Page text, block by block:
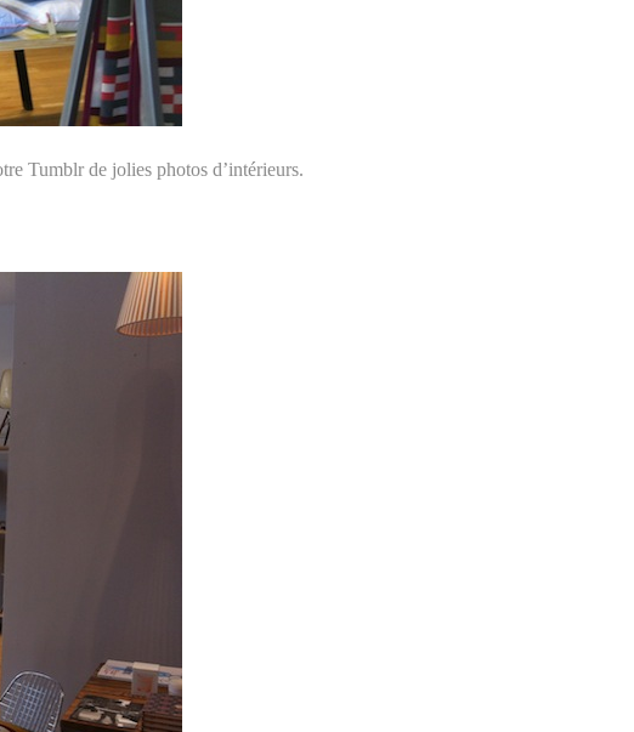
Tumblr de jolies photos d’intérieurs.